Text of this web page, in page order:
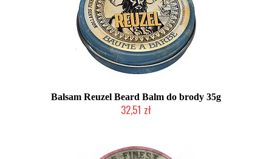
Balsam Reuzel Beard Balm do brody 35g
32,51 zł